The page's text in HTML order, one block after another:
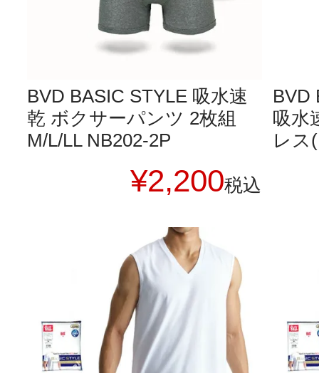
BVD BASIC STYLE 吸水速
乾 ボクサーパンツ 2枚組
M/L/LL NB202-2P
¥2,200税込
BVD
吸水
レス